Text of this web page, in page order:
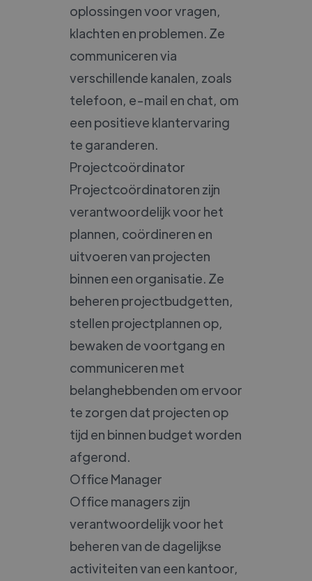
oplossingen voor vragen,
klachten en problemen. Ze
communiceren via
verschillende kanalen, zoals
telefoon, e-mail en chat, om
een positieve klantervaring
te garanderen.
Projectcoördinator
Projectcoördinatoren zijn
verantwoordelijk voor het
plannen, coördineren en
uitvoeren van projecten
binnen een organisatie. Ze
beheren projectbudgetten,
stellen projectplannen op,
bewaken de voortgang en
communiceren met
belanghebbenden om ervoor
te zorgen dat projecten op
tijd en binnen budget worden
afgerond.
Office Manager
Office managers zijn
verantwoordelijk voor het
beheren van de dagelijkse
activiteiten van een kantoor,